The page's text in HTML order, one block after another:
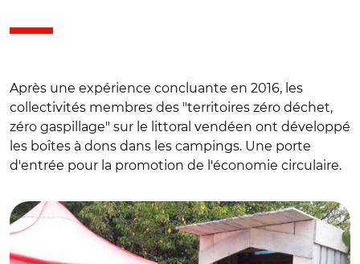
Après une expérience concluante en 2016, les
collectivités membres des "territoires zéro déchet,
zéro gaspillage" sur le littoral vendéen ont développé
les boîtes à dons dans les campings. Une porte
d'entrée pour la promotion de l'économie circulaire.